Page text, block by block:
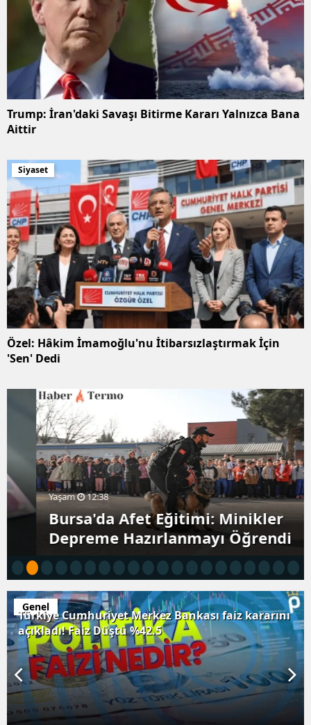
Trump: İran'daki Savaşı Bitirme Kararı Yalnızca Bana
Aittir
Siyaset
Özel: Hâkim İmamoğlu'nu İtibarsızlaştırmak İçin
'Sen' Dedi
Yaşam 12:38
Bursa'da Afet Eğitimi: Minikler
Depreme Hazırlanmayı Öğrendi
Genel
Semih Şentürk'ten eşine milyon dolarlık jest